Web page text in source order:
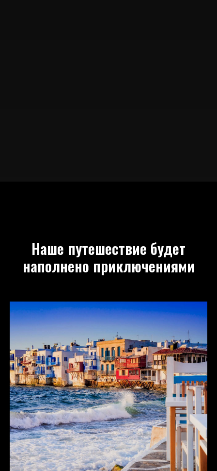
Наше путешествие будет
наполнено приключениями